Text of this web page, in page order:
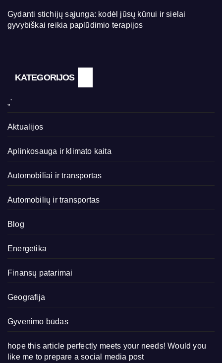
Gydanti stichijų sąjunga: kodėl jūsų kūnui ir sielai
gyvybiškai reikia paplūdimio terapijos
KATEGORIJOS
„`
Aktualijos
Aplinkosauga ir klimato kaita
Automobiliai ir transportas
Automobilių ir transportas
Blog
Energetika
Finansų patarimai
Geografija
Gyvenimo būdas
hope this article perfectly meets your needs! Would you
like me to prepare a social media post